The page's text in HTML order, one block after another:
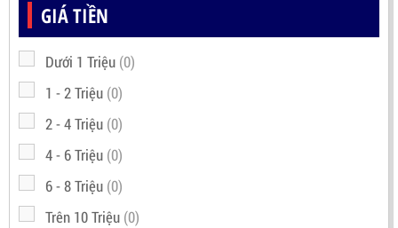
GIÁ TIỀN
Dưới 1 Triệu (0)
1 - 2 Triệu (0)
2 - 4 Triệu (0)
4 - 6 Triệu (0)
6 - 8 Triệu (0)
Trên 10 Triệu (0)